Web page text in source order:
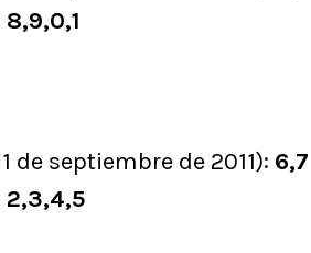
8,9,0,1
de septiembre de 2011): 6,7
2,3,4,5